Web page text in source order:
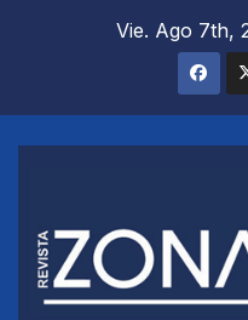
Vie. Ago 7th,